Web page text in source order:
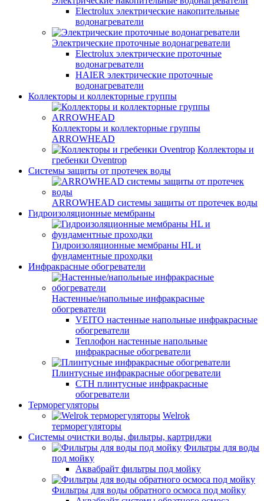
Electrolux электрические накопительные
водонагреватели
Электрические проточные водонагреватели
Electrolux электрические проточные
водонагреватели
HAIER электрические проточные
водонагреватели
Коллекторы и коллекторные группы
Коллекторы и коллекторные группы
ARROWHEAD
Коллекторы и
гребенки Oventrop
Системы защиты от протечек воды
ARROWHEAD системы защиты от протечек воды
Гидроизоляционные мембраны
Гидроизоляционные мембраны HL и
фундаментные проходки
Инфракрасные обогреватели
Настенные/напольные инфракрасные
обогреватели
VEITO настенные напольные инфракрасные
обогреватели
Теплофон настенные напольные
инфракрасные обогреватели
Плинтусные инфракрасные обогреватели
СТН плинтусные инфракрасные
обогреватели
Терморегуляторы
Welrok
терморегуляторы
Системы очистки воды, фильтры, картриджи
Фильтры для воды
под мойку
Аквабрайт фильтры под мойку
Фильтры для воды обратного осмоса под мойку